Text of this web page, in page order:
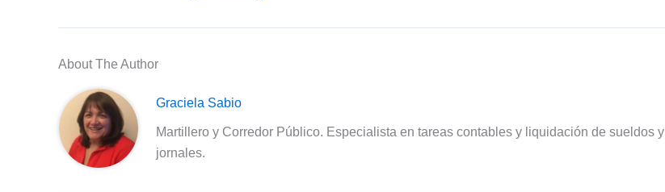
About The Author
Graciela Sabio
Martillero y Corredor Público. Especialista en tareas contables y liquidación de sueldos y
jornales.